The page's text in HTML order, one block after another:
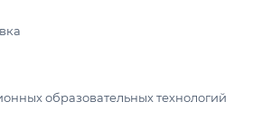
образовательных технологий